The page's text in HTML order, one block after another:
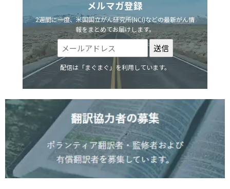
メルマガ登録
2週間に一度、米国国立がん研究所(NCI)などの最新がん情
報をまとめてお届けします。
配信は「まぐまぐ」を利用しています。